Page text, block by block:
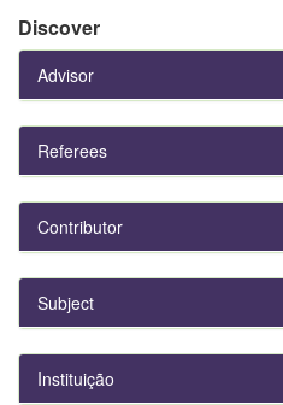
Discover
Advisor
Referees
Contributor
Subject
Instituição